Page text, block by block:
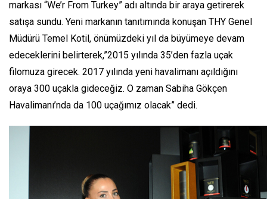
markası “We’r From Turkey” adı altında bir araya getirerek
satışa sundu. Yeni markanın tanıtımında konuşan THY Genel
Müdürü Temel Kotil, önümüzdeki yıl da büyümeye devam
edeceklerini belirterek,”2015 yılında 35’den fazla uçak
filomuza girecek. 2017 yılında yeni havalimanı açıldığını
oraya 300 uçakla gideceğiz. O zaman Sabiha Gökçen
Havalimanı’nda da 100 uçağımız olacak” dedi.